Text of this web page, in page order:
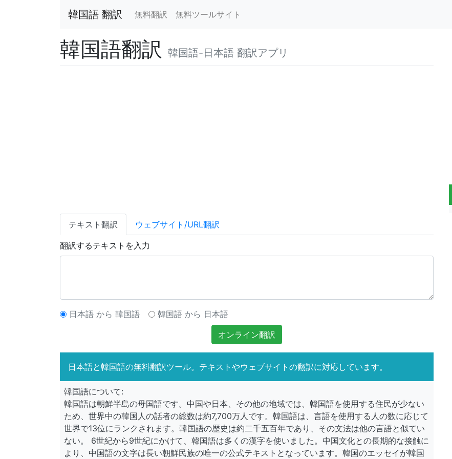
韓国語 翻訳 無料翻訳 無料ツールサイト
韓国語翻訳 韓国語-日本語 翻訳アプリ
テキスト翻訳 ウェブサイト/URL翻訳
翻訳するテキストを入力
日本語 から 韓国語
韓国語 から 日本語
オンライン翻訳
日本語と韓国語の無料翻訳ツール。テキストやウェブサイトの翻訳に対応しています。
韓国語について:
韓国語は朝鮮半島の母国語です。中国や日本、その他の地域では、韓国語を使用する住民が少ない
ため、世界中の韓国人の話者の総数は約7,700万人です。韓国語は、言語を使用する人の数に応じて
世界で13位にランクされます。韓国語の歴史は約二千五百年であり、その文法は他の言語と似てい
ない。 6世紀から9世紀にかけて、韓国語は多くの漢字を使いました。中国文化との長期的な接触に
より、中国語の文字は長い朝鮮民族の唯一の公式テキストとなっています。韓国のエッセイが韓国